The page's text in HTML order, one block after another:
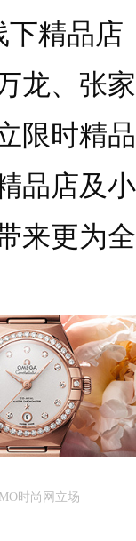
精品
龙、张
限时精
品店及
来更为
时尚网立场